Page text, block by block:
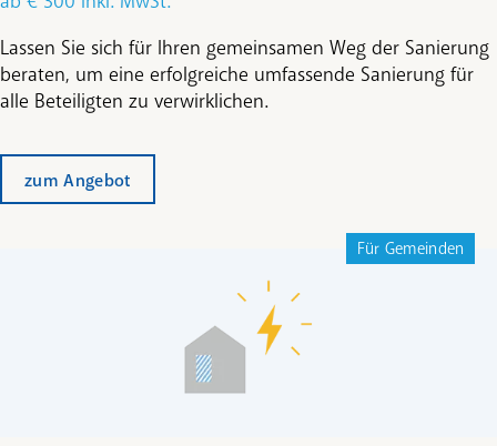
Lassen Sie sich für Ihren gemeinsamen Weg der Sanierung
beraten, um eine erfolgreiche umfassende Sanierung für
alle Beteiligten zu verwirklichen.
zum Angebot
Für Gemeinden